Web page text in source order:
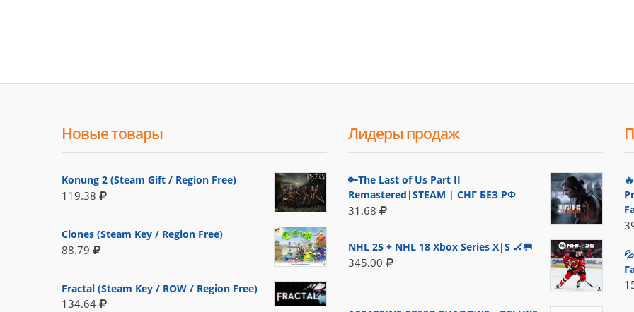
Новые товары
Konung 2 (Steam Gift / Region Free)
119.38
Clones (Steam Key / Region Free)
88.79
Fractal (Steam Key / ROW / Region Free)
134.64
Лидеры продаж
🔑The Last of Us Part II
Remastered|STEAM | СНГ БЕЗ РФ
31.68
NHL 25 + NHL 18 Xbox Series X|S 🏒🥅
345.00